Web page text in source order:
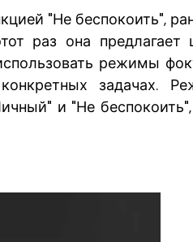
"Не беспокоить",
раз она предлагает
режимы
задачах.
и "Не